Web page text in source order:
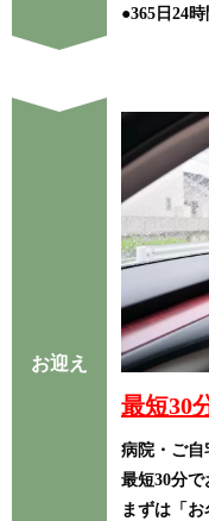
●365日24
お迎え
最短30
病院・ご自
最短30分で
まずは「